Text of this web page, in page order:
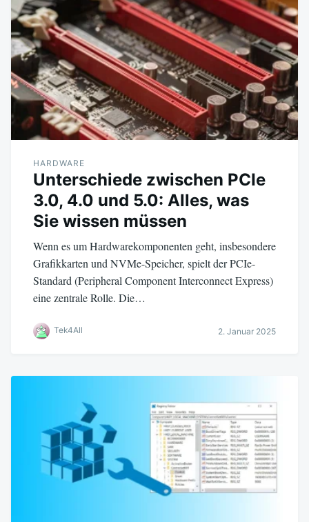
HARDWARE
Unterschiede zwischen PCIe
3.0, 4.0 und 5.0: Alles, was
Sie wissen müssen
Wenn es um Hardwarekomponenten geht, insbesondere
Grafikkarten und NVMe-Speicher, spielt der PCIe-
Standard (Peripheral Component Interconnect Express)
eine zentrale Rolle. Die…
Tek4All 2. Januar 2025